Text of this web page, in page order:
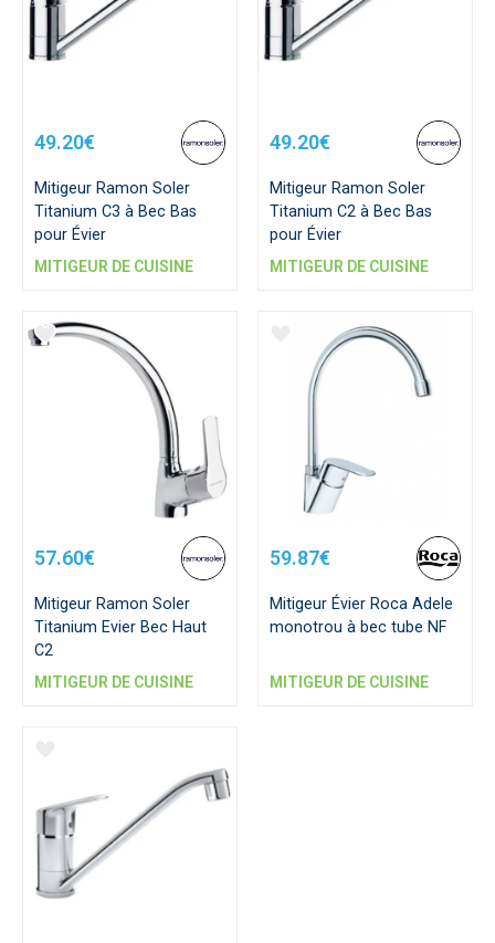
49.20€
Mitigeur Ramon Soler
Titanium C3 à Bec Bas
pour Évier
MITIGEUR DE CUISINE
49.20€
Mitigeur Ramon Soler
Titanium C2 à Bec Bas
pour Évier
MITIGEUR DE CUISINE
57.60€
Mitigeur Ramon Soler
Titanium Evier Bec Haut
C2
MITIGEUR DE CUISINE
59.87€
Mitigeur Évier Roca Adele
monotrou à bec tube NF
MITIGEUR DE CUISINE